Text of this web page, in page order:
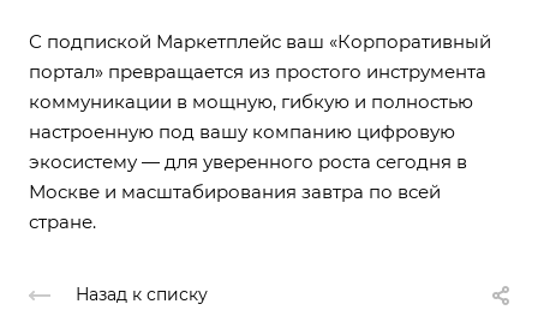
С подпиской Маркетплейс ваш «Корпоративный
портал» превращается из простого инструмента
коммуникации в мощную, гибкую и полностью
настроенную под вашу компанию цифровую
экосистему — для уверенного роста сегодня в
Москве и масштабирования завтра по всей
стране.
Назад к списку